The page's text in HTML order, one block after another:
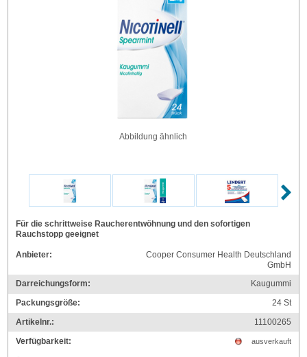
Abbildung ähnlich
Für die schrittweise Raucherentwöhnung und den sofortigen
Rauchstopp geeignet
Anbieter:
Cooper Consumer Health Deutschland
GmbH
Darreichungsform:
Kaugummi
Packungsgröße:
24St
Artikelnr.:
11100265
Verfügbarkeit:
ausverkauft